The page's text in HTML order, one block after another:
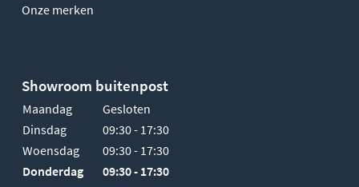
Onze merken
Showroom buitenpost
Maandag
Gesloten
Dinsdag
09:30 - 17:30
Woensdag
09:30 - 17:30
Donderdag
09:30 - 17:30